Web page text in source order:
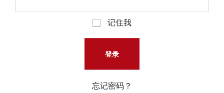
记住我
登录
忘记密码？